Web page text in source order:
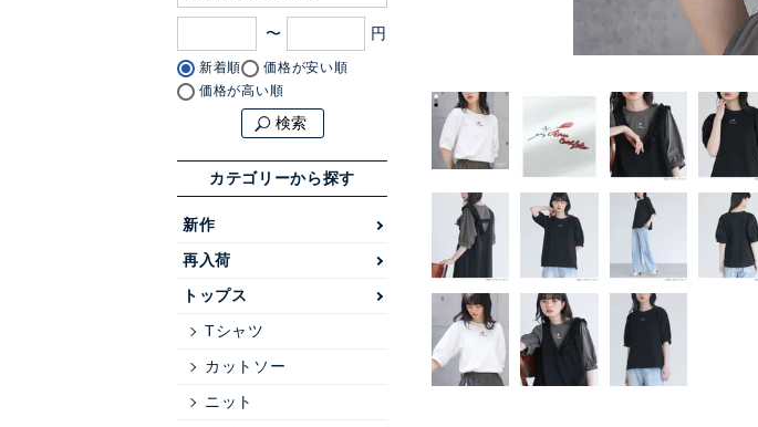
〜
新着順
価格が安い順
価格が高い順
検索
カテゴリーから探す
新作
再入荷
トップス
Tシャツ
カットソー
ニット